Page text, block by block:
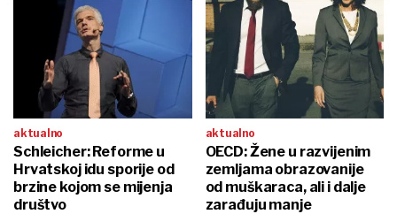
aktualno
Schleicher: Reforme u
Hrvatskoj idu sporije od
brzine kojom se mijenja
društvo
aktualno
OECD: Žene u razvijenim
zemljama obrazovanije
od muškaraca, ali i dalje
zarađuju manje